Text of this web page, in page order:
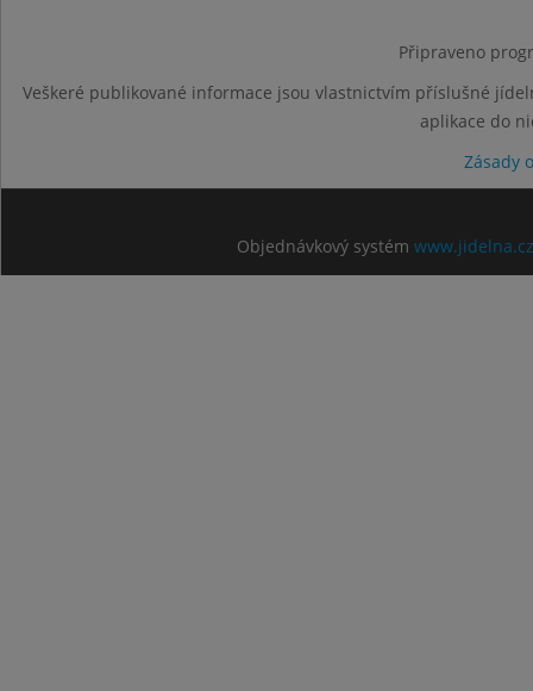
Připraveno
Veškeré publikované informace jsou vlastnictvím příslušné
aplikace do
Zásady
Objednávkový systém www.jidelna.cz